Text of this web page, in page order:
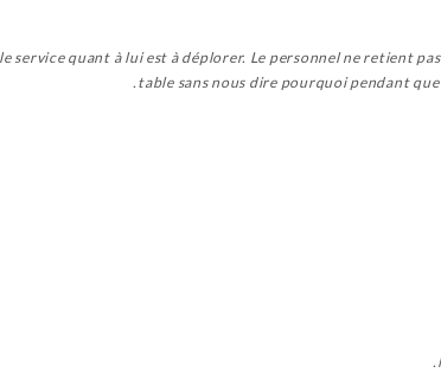
service quant à lui est à déplorer. Le personnel ne retient
table sans nous dire pourquoi pendant